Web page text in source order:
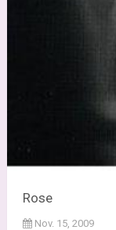
Rose
Nov. 15, 2009